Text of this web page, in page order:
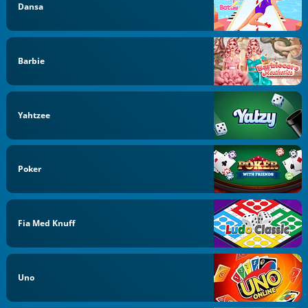
Dansa
Barbie
Yahtzee
Poker
Fia Med Knuff
Uno